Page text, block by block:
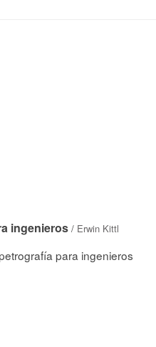
ingenieros / Erwin Kittl
para ingenieros